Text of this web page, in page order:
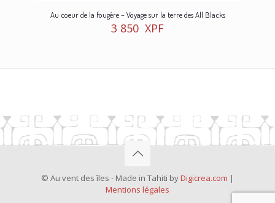
Au coeur de la fougère – Voyage sur la terre des All Blacks
3 850 XPF
© Au vent des îles - Made in Tahiti byDigicrea.com |
Mentions légales